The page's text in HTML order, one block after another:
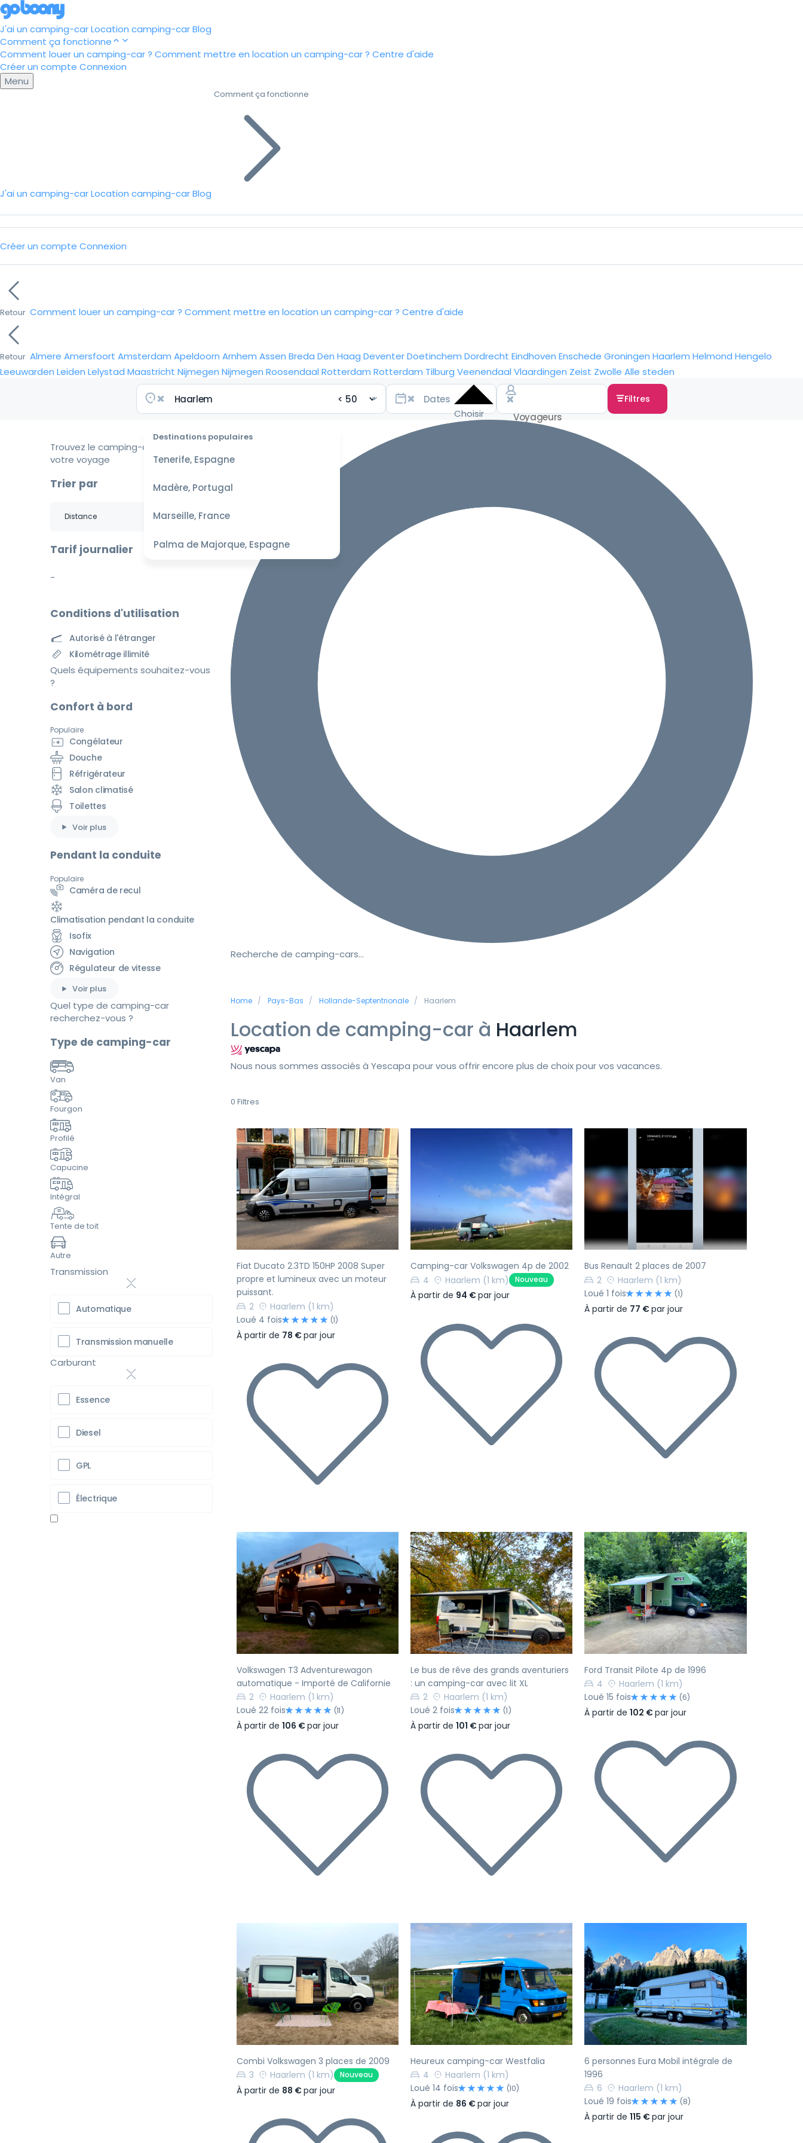
J'ai un camping-carLocation camping-carBlog
Comment ça fonctionne
Comment louer un camping-car ? Comment mettre en location un camping-car ? Centre d'aide
Créer un compte Connexion
Menu
J'ai un camping-carLocation camping-carBlog
Comment ça fonctionne
Créer un compte Connexion
Retour Comment louer un camping-car ? Comment mettre en location un camping-car ? Centre d'aide
Retour Almere Amersfoort Amsterdam Apeldoorn Arnhem Assen Breda Den Haag DeventerDoetinchem Dordrecht Eindhoven Enschede Groningen Haarlem Helmond Hengelo
Leeuwarden Leiden Lelystad Maastricht Nijmegen Nijmegen Roosendaal Rotterdam Rotterdam Tilburg Veenendaal Vlaardingen Zeist Zwolle Alle steden
Destinations populaires
Tenerife, Espagne
Madère, Portugal
Marseille, France
Palma de Majorque, Espagne
Choisir
les
Filtres
Recherche de camping-cars…
Home Pays-Bas Hollande-Septentrionale Haarlem
Location de camping-car à Haarlem
Nous nous sommes associés à Yescapa pour vous offrir encore plus de choix pour vos vacances.
0 Filtres
Précédent Suivant
Fiat Ducato 2.3TD 150HP 2008 Super
propre et lumineux avec un moteur
puissant.
2
Haarlem (1 km)
Loué 4 fois
(1)
À partir de 78 €par jour
Précédent Suivant
Camping-car Volkswagen 4p de 2002
4
Haarlem (1 km) Nouveau
À partir de 94 €par jour
Précédent Suivant
Bus Renault 2 places de 2007
2
Haarlem (1 km)
Loué 1 fois
(1)
À partir de 77 €par jour
Précédent Suivant
Volkswagen T3 Adventurewagon
automatique - Importé de Californie
2
Haarlem (1 km)
Loué 22 fois
(11)
À partir de 106 €par jour
Précédent Suivant
Le bus de rêve des grands aventuriers
: un camping-car avec lit XL
2
Haarlem (1 km)
Loué 2 fois
(1)
À partir de 101 €par jour
Précédent Suivant
Ford Transit Pilote 4p de 1996
4
Haarlem (1 km)
Loué 15 fois
(6)
À partir de102 €par jour
Précédent Suivant
Combi Volkswagen 3 places de 2009
3
Haarlem (1 km) Nouveau
À partir de 88 €par jour
Précédent Suivant
Heureux camping-car Westfalia
4
Haarlem (1 km)
Loué 14 fois
(10)
À partir de 86 €par jour
Précédent Suivant
6 personnes Eura Mobil intégrale de
1996
6
Haarlem (1 km)
Loué 19 fois
(8)
À partir de115 €par jour
Trouvez le camping-car idéal pour
votre voyage
Trier par
Tarif journalier
-
Conditions d'utilisation
Autorisé à l'étranger
Kilométrage illimité
Quels équipements souhaitez-vous
?
Confort à bord
Populaire
Congélateur
Douche
Réfrigérateur
Salon climatisé
Toilettes
Voir plus
Pendant la conduite
Populaire
Caméra de recul
Climatisation pendant la conduite
Isofix
Navigation
Régulateur de vitesse
Voir plus
Quel type de camping-car
recherchez-vous ?
Type de camping-car
Van
Fourgon
Profilé
Capucine
Intégral
Tente de toit
Autre
Transmission
Automatique
Transmission manuelle
Carburant
Essence
Diesel
GPL
Électrique